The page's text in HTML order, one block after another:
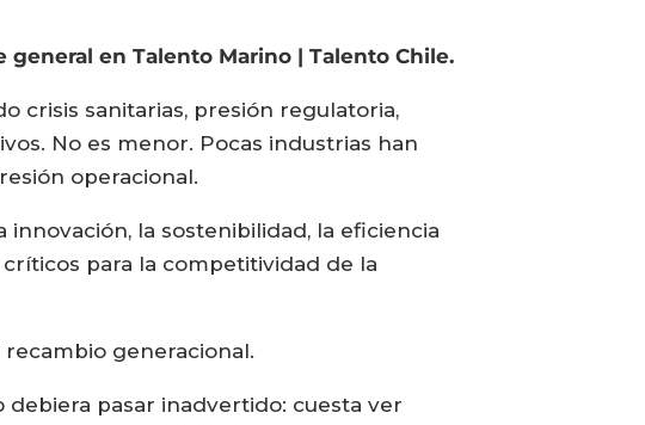
en Talento Marino | Talento Chile.
crisis sanitarias, presión regulatoria,
No es menor. Pocas industrias han
operacional.
la sostenibilidad, la eficiencia
para la competitividad de la
recambio generacional.
pasar inadvertido: cuesta ver